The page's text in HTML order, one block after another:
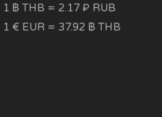
1 ฿ THB = 2.17 ₽ RUB
1 € EUR = 37.92 ฿ THB